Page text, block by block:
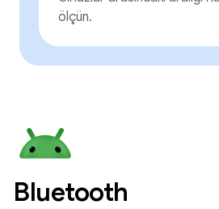
ölçün.
Bluetooth